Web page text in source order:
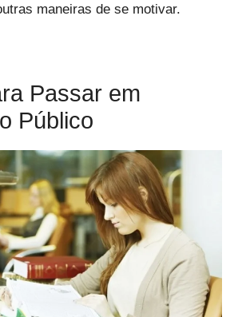
maneiras de se motivar.
Passar em
Público